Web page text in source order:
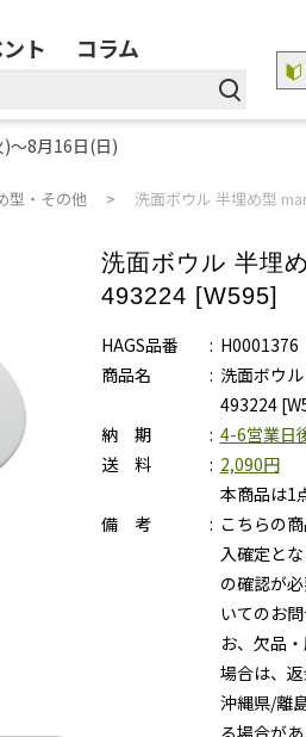
ト コラム
～8月16日(日)
型・その他 洗面ボウル 半埋め型
洗面ボウル 半埋
493224 [W595]
HAGS品番
H0001376
商品名
洗面ボウ
493224
納 期
4-6営業日
送 料
2,090円
本商品は1
備 考
こちらの
入確定と
の確認が
いてのお
お、欠品
場合は、返
沖縄県/離
る場合があ